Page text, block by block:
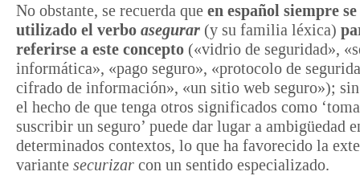
No obstante, se recuerda que en español siempre
utilizado el verbo asegurar (y su familia léxica)
referirse a este concepto («vidrio de seguridad»,
informática», «pago seguro», «protocolo de
cifrado de información», «un sitio web seguro»);
el hecho de que tenga otros significados como
suscribir un seguro’ puede dar lugar a ambigüedad
determinados contextos, lo que ha favorecido la
variante securizar con un sentido especializado.